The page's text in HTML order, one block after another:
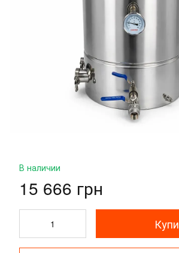
В наличии
15 666 грн